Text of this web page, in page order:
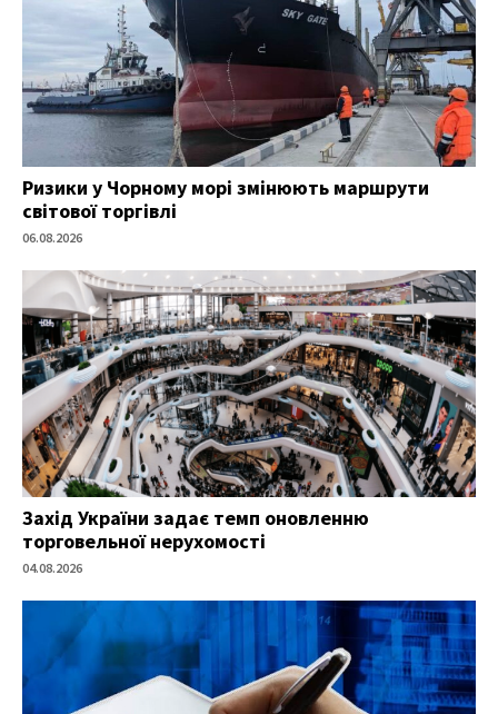
Ризики у Чорному морі змінюють маршрути
світової торгівлі
06.08.2026
Захід України задає темп оновленню
торговельної нерухомості
04.08.2026